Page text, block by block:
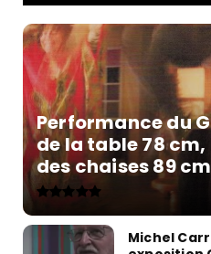
Performance du
de la table 78
des chaises 89 cm
Michel